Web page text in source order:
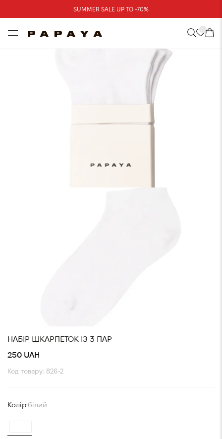
Треба допомога?
Адреси магазинів
SUMMER SALE UP TO -70%
НАБІР ШКАРПЕТОК ІЗ 3 ПАР
250 UAH
Код товару: 826-2
Колір:білий